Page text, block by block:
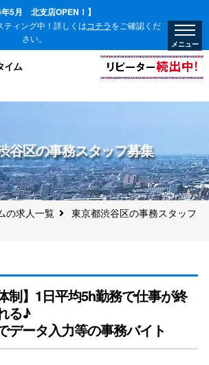
年5月 北支店OPEN！】
ィング中！詳しくはコチラをご確認くだ
さい。
イム
谷区の事務スタッフ募集
の求人一覧
東京都渋谷区の事務スタッフ
制】1日平均5h勤務で仕事が終
る♪
データ入力等の事務バイト